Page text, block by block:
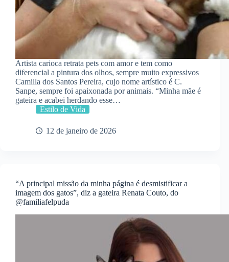
Artista carioca retrata pets com amor e tem como
diferencial a pintura dos olhos, sempre muito expressivos
Camilla dos Santos Pereira, cujo nome artístico é C.
Sanpe, sempre foi apaixonada por animais. “Minha mãe é
gateira e acabei herdando esse…
Estilo de Vida
12 de janeiro de 2026
“A principal missão da minha página é desmistificar a
imagem dos gatos”, diz a gateira Renata Couto, do
@familiafelpuda